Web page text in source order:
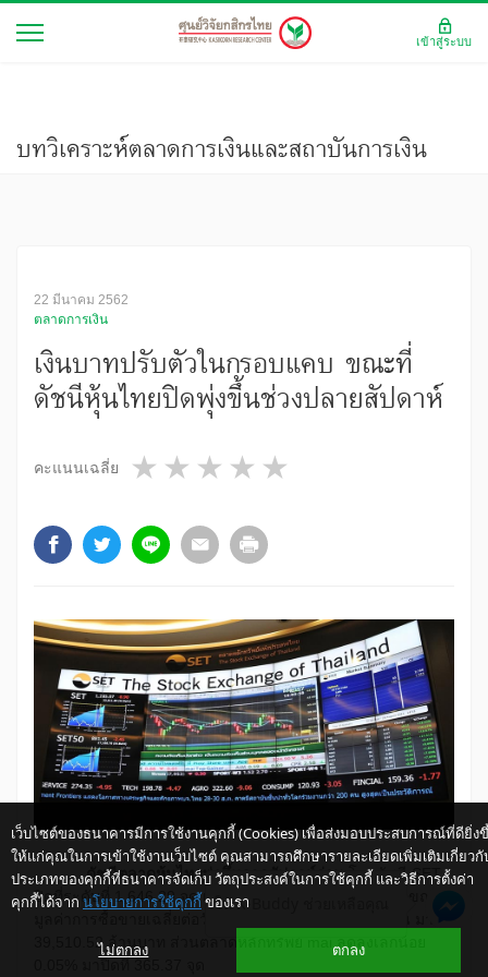
บทวิเคราะห์ตลาดการเงินและสถาบันการเงิน
22 มีนาคม 2562
ตลาดการเงิน
เงินบาทปรับตัวในกรอบแคบ ขณะที่
ดัชนีหุ้นไทยปิดพุ่งขึ้นช่วงปลายสัปดาห์
คะแนนเฉลี่ย 4 stars
3 stars
2 stars
1 star
​​ ดัชนีตลาดหุ้นไทยพุ่งขึ้นจากสัปดาห์ก่อนโดยดัชนี SET
ปิดที่ระดับที่ 1,646.29 จุด เพิ่มขึ้น 1.27% จากสัปดาห์ก่อน ขณะที่
มูลค่าการซื้อขายเฉลี่ยต่อวันลดลง 2.02% จากสัปดาห์ก่อน มาที่
39,510.52 ล้านบาท ส่วนตลาดหลักทรัพย์ mai ลดลงเล็กน้อย
เว็บไซต์ของธนาคารมีการใช้งานคุกกี้ (Cookies) เพื่อส่งมอบประสบการณ์ที่ดียิ่ง
ให้แก่คุณในการเข้าใช้งานเว็บไซต์ คุณสามารถศึกษารายละเอียดเพิ่มเติมเกี่ยวกั
ประเภทของคุกกี้ที่ธนาคารจัดเก็บ วัตถุประสงค์ในการใช้คุกกี้ และวิธีการตั้งค่า
คุกกี้ได้จาก นโยบายการใช้คุกกี้ ของเรา
ไม่ตกลง ตกลง
เข้าสู่ระบบ
ให้ K-Buddy ช่วยเหลือคุณ